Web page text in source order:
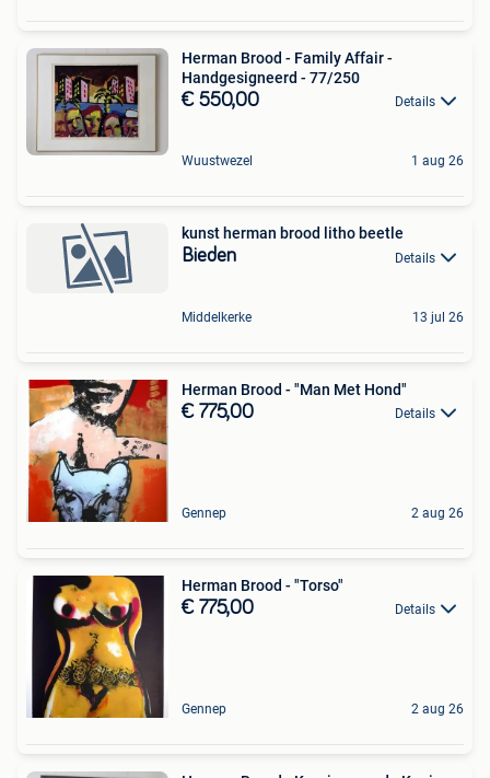
Herman Brood - Family Affair -
Handgesigneerd - 77/250
€ 550,00 Details
Wuustwezel 1 aug 26
kunst herman brood litho beetle
Bieden Details
Middelkerke 13 jul 26
Herman Brood - "Man Met Hond"
€ 775,00 Details
Gennep 2 aug 26
Herman Brood - "Torso"
€ 775,00 Details
Gennep 2 aug 26